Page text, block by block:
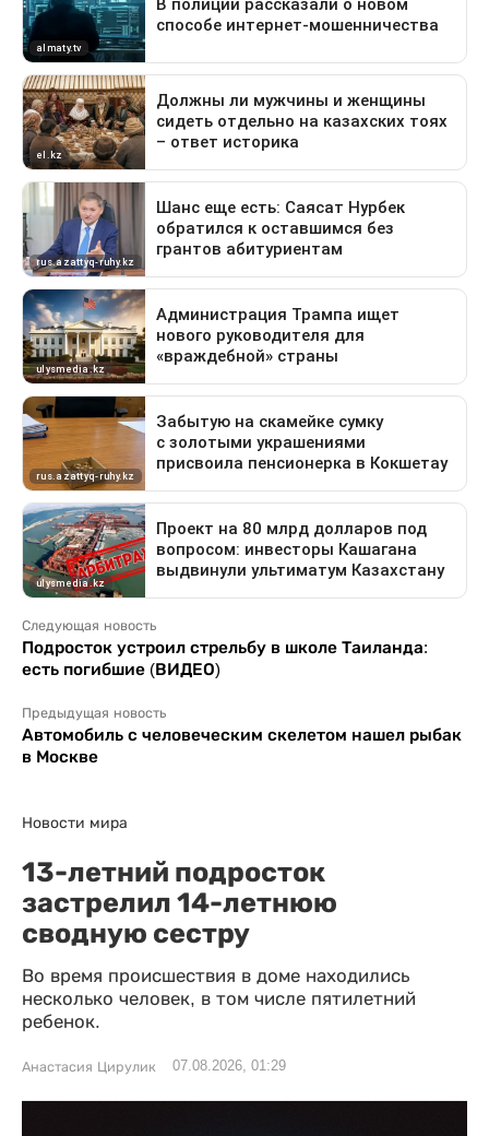
Следующая новость
Подросток устроил стрельбу в школе Таиланда:
есть погибшие (ВИДЕО)
Предыдущая новость
Автомобиль с человеческим скелетом нашел рыбак
в Москве
Новости мира
13-летний подросток
застрелил 14-летнюю
сводную сестру
Во время происшествия в доме находились
несколько человек, в том числе пятилетний
ребенок.
Анастасия Цирулик 07.08.2026, 01:29